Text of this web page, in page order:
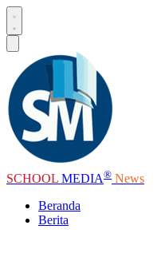
SCHOOL MEDIA® News
Beranda
Berita